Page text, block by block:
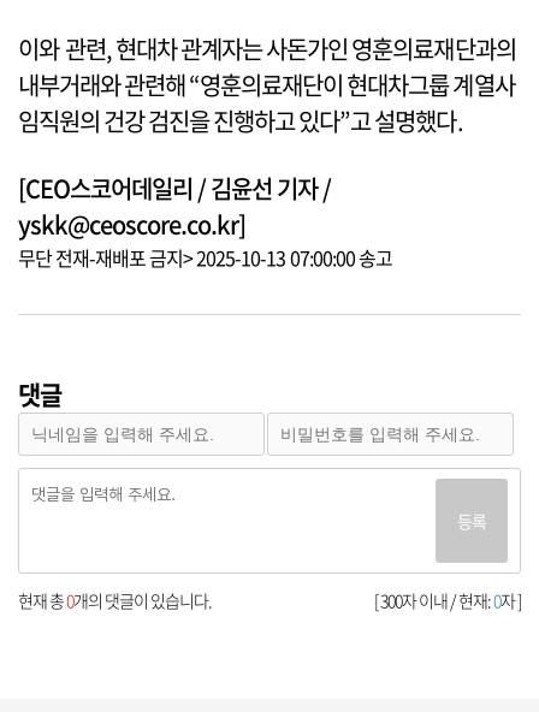
이와 관련, 현대차 관계자는 사돈가인 영훈의료재단과의
내부거래와 관련해 “영훈의료재단이 현대차그룹 계열사
임직원의 건강 검진을 진행하고 있다”고 설명했다.
[CEO스코어데일리 / 김윤선 기자 /
yskk@ceoscore.co.kr]
무단 전재-재배포 금지> 2025-10-13 07:00:00 송고
댓글
등록
[ 300자 이내 / 현재:0자 ]
현재 총0개의 댓글이 있습니다.